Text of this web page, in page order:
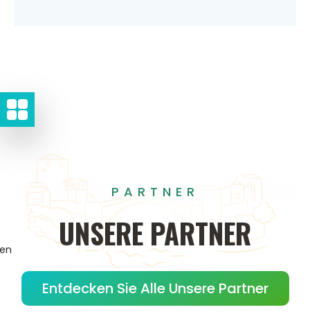
PARTNER
UNSERE PARTNER
Entdecken Sie Alle Unsere Partner